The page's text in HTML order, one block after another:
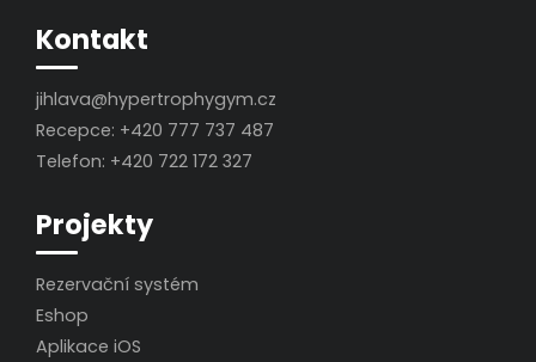
Kontakt
jihlava@hypertrophygym.cz
Recepce: +420 777 737 487
Telefon: +420 722 172 327
Projekty
Rezervační systém
Eshop
Aplikace iOS